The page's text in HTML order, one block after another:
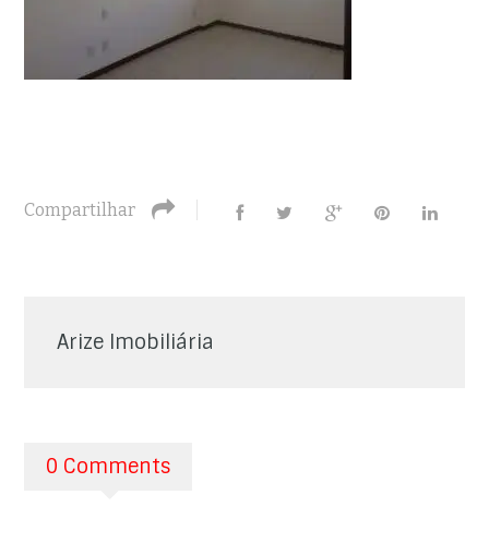
Compartilhar
Arize Imobiliária
0 Comments